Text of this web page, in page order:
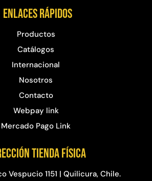
Enlaces rápidos
Productos
Catálogos
Internacional
Nosotros
Contacto
Webpay link
Mercado Pago Link
Tienda física
Vespucio 1151 | Quilicura, Chile.